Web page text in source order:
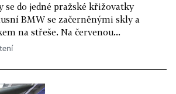
se do jedné pražské křižovatky
BMW se začerněnými skly a
na střeše. Na červenou...